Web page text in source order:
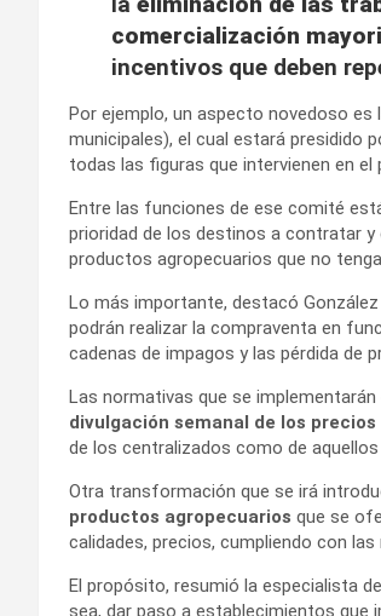
comercialización
incentivos que deben
Por ejemplo, un aspecto novedoso es
municipales), el cual estará presidido
todas las figuras que intervienen en
Entre las funciones de ese comité
prioridad de los destinos a contratar
productos agropecuarios que no
Lo más importante, destacó
podrán realizar la compraventa en
cadenas de impagos y las pérdida de
Las normativas que se
divulgación semanal de los precios
de los centralizados como de
Otra transformación que se irá
productos agropecuarios que se
calidades, precios, cumpliendo con
El propósito, resumió la especialista